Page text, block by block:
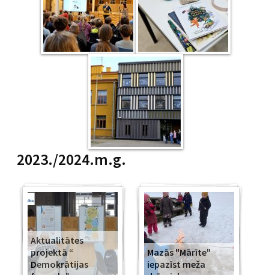
2023./2024.m.g.
Aktualitātes
projektā “
Demokrātijas
Mazās "Mārīte"
iepazīst meža